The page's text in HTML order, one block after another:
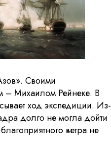
Своими
– Михаилом Рейнеке. В
ход экспедиции. Из-
долго не могла дойти
ветра не